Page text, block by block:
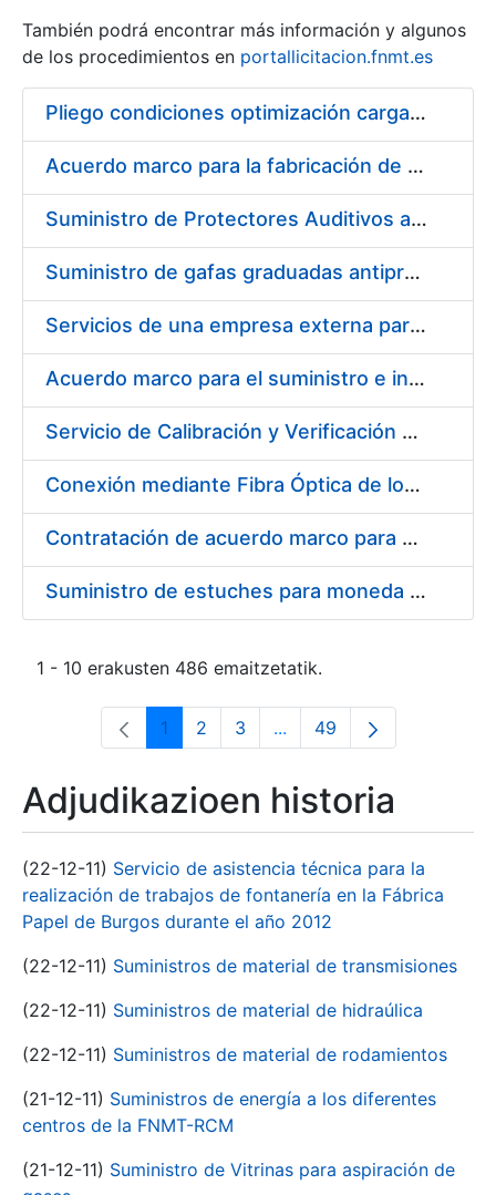
Erakutsi/Ezkutatu
También podrá encontrar más información y algunos
de los procedimientos en portallicitacion.fnmt.es
Pliego condiciones optimización cargas compras firmado
Acuerdo marco para la fabricación de piezas
Suministro de Protectores Auditivos a medida para las personas trabajadoras de los Centros de Trabajo de Madrid y Burgos
Suministro de gafas graduadas antiproyecciones para los trabajadores de la FNMT-RCM en los centros de trabajo de Madrid y Burgos
Servicios de una empresa externa para el asesoramiento y resolución de los recursos de alzada que se presentan relacionados con procesos de selección para la FNMT-RCM
Acuerdo marco para el suministro e instalación de persianas, estores y otros complementos
Servicio de Calibración y Verificación Externa de los Equipos de Medición del Servicio de Prevención de la FNMT-RCM
Conexión mediante Fibra Óptica de los Centros de Proceso de Datos (CPDs) de las sedes de la FNMT-RCM de Burgos y Madrid
Contratación de acuerdo marco para el Suministro de Material de Electricidad para la Fábrica Nacional de Moneda y Timbre-Real Casa de la Moneda en su centro de trabajo de Burgos
Suministro de estuches para moneda de 30 €
1 - 10 erakusten 486 emaitzetatik.
Orrialdea
1 Orrialdea
2 Orrialdea
3 ...Intermediate Pages Use
Orrialdea
49
Adjudikazioen historia
(22-12-11) Servicio de asistencia técnica para la
realización de trabajos de fontanería en la Fábrica
Papel de Burgos durante el año 2012
(22-12-11) Suministros de material de transmisiones
(22-12-11) Suministros de material de hidraúlica
(22-12-11) Suministros de material de rodamientos
(21-12-11) Suministros de energía a los diferentes
centros de la FNMT-RCM
(21-12-11) Suministro de Vitrinas para aspiración de